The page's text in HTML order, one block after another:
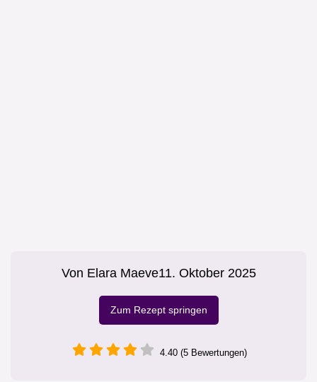
Von Elara Maeve11. Oktober 2025
Zum Rezept springen
4.40 (5 Bewertungen)